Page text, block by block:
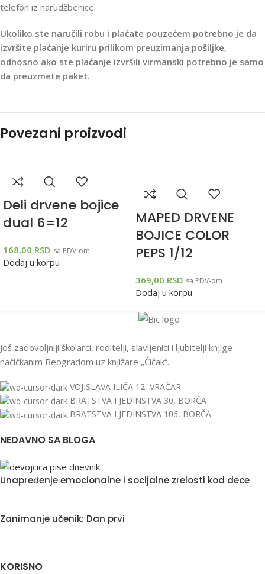
telefon iz narudžbenice.
Ukoliko ste naručili robu i plaćate pouzećem potrebno je da
izvršite plaćanje kuriru prilikom preuzimanja pošiljke,
odnosno ako ste plaćanje izvršili virmanski potrebno je samo
da preuzmete paket.
Povezani proizvodi
Deli drvene bojice
dual 6=12
168,00 RSD sa PDV-om
Dodaj u korpu
MAPED DRVENE
BOJICE COLOR
PEPS 1/12
369,00 RSD sa PDV-om
Dodaj u korpu
Još zadovoljniji školarci, roditelji, slavljenici i ljubitelji knjige
načičkanim Beogradom uz knjižare „Čičak“.
VOJISLAVA ILIĆA 12, VRAČAR
BRATSTVA I JEDINSTVA 30, BORČA
BRATSTVA I JEDINSTVA 106, BORČA
NEDAVNO SA BLOGA
Unapređenje emocionalne i socijalne zrelosti kod dece
Zanimanje učenik: Dan prvi
KORISNO